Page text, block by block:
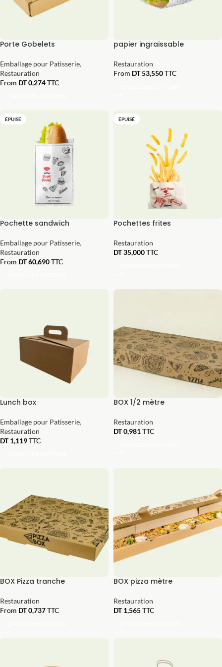
Porte Gobelets
Emballage pour Patisserie,
Restauration
From DT0,274TTC
papier ingraissable
Restauration
From DT53,550TTC
ÉPUISÉ
Pochette sandwich
Emballage pour Patisserie,
Restauration
From DT60,690TTC
ÉPUISÉ
Pochettes frites
Restauration
DT35,000TTC
Lunch box
Emballage pour Patisserie,
Restauration
DT1,119TTC
BOX 1/2 mètre
Restauration
DT0,981TTC
BOX Pizza tranche
Restauration
From DT0,737TTC
BOX pizza mètre
Restauration
DT1,565TTC